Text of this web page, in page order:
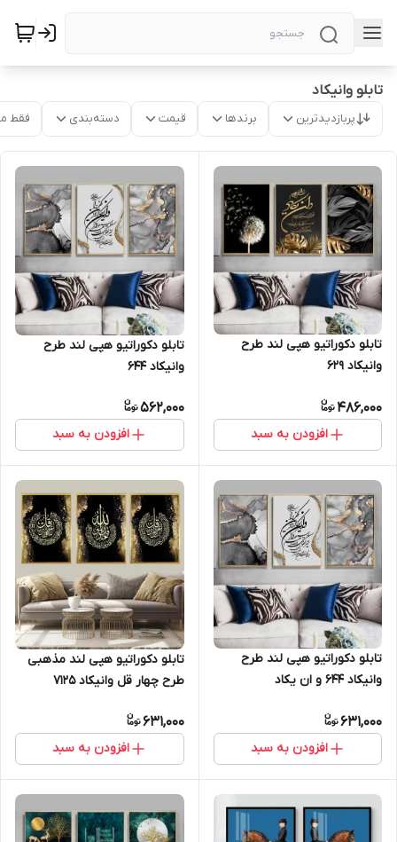
تابلو وانیکاد
پربازدیدترین برندها قیمت دسته‌بندی فقط
تابلو دکوراتیو هپی لند طرح
وانیکاد 629
486,000
افزودن به سبد
تابلو دکوراتیو هپی لند طرح
وانیکاد 644
562,000
افزودن به سبد
تابلو دکوراتیو هپی لند طرح
وانیکاد 644 و ان یکاد
631,000
افزودن به سبد
تابلو دکوراتیو هپی لند مذهبی
طرح چهار قل وانیکاد 7125
631,000
افزودن به سبد